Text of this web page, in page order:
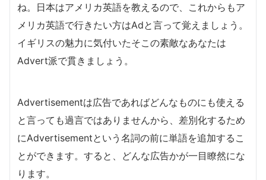
ね。日本はアメリカ英語を教えるので、これからもア
メリカ英語で行きたい方はAdと言って覚えましょう。
イギリスの魅力に気付いたそこの素敵なあなたは
Advert派で貫きましょう。
Advertisementは広告であればどんなものにも使える
と言っても過言ではありませんから、差別化するため
にAdvertisementという名詞の前に単語を追加するこ
とができます。すると、どんな広告かが一目瞭然にな
ります。